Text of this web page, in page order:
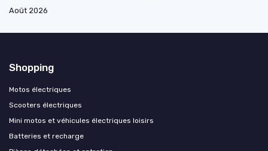
Août 2026
Shopping
Motos électriques
Scooters électriques
Mini motos et véhicules électriques loisirs
Batteries et recharge